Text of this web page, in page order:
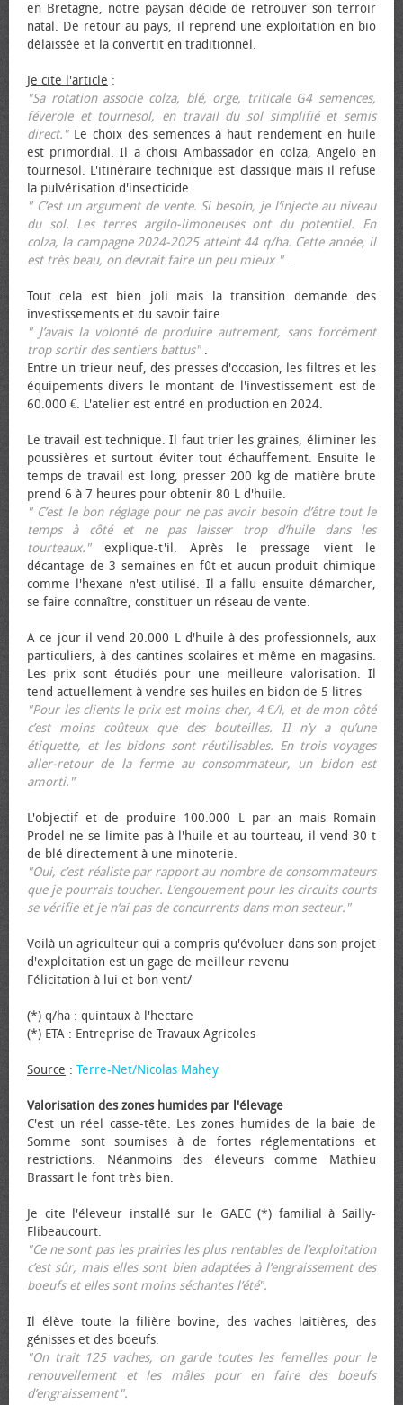
en Bretagne, notre paysan décide de retrouver son terroir
natal. De retour au pays, il reprend une exploitation en bio
délaissée et la convertit en traditionnel.
Je cite l'article :
"Sa rotation associe colza, blé, orge, triticale G4 semences,
féverole et tournesol, en travail du sol simplifié et semis
direct."Le choix des semences à haut rendement en huile
est primordial. Il a choisi Ambassador en colza, Angelo en
tournesol. L'itinéraire technique est classique mais il refuse
la pulvérisation d'insecticide.
" C’est un argument de vente. Si besoin, je l’injecte au niveau
du sol. Les terres argilo-limoneuses ont du potentiel. En
colza, la campagne 2024-2025 atteint 44 q/ha. Cette année, il
est très beau, on devrait faire un peu mieux ".
Tout cela est bien joli mais la transition demande des
investissements et du savoir faire.
" J’avais la volonté de produire autrement, sans forcément
trop sortir des sentiers battus".
Entre un trieur neuf, des presses d'occasion, les filtres et les
équipements divers le montant de l'investissement est de
60.000 €. L'atelier est entré en production en 2024.
Le travail est technique. Il faut trier les graines, éliminer les
poussières et surtout éviter tout échauffement. Ensuite le
temps de travail est long, presser 200 kg de matière brute
prend 6 à 7 heures pour obtenir 80 L d'huile.
" C’est le bon réglage pour ne pas avoir besoin d’être tout le
temps à côté et ne pas laisser trop d’huile dans les
tourteaux."explique-t'il. Après le pressage vient le
décantage de 3 semaines en fût et aucun produit chimique
comme l'hexane n'est utilisé. Il a fallu ensuite démarcher,
se faire connaître, constituer un réseau de vente.
A ce jour il vend 20.000 L d'huile à des professionnels, aux
particuliers, à des cantines scolaires et même en magasins.
Les prix sont étudiés pour une meilleure valorisation. Il
tend actuellement à vendre ses huiles en bidon de 5 litres
"Pour les clients le prix est moins cher, 4 €/l, et de mon côté
c’est moins coûteux que des bouteilles. II n’y a qu’une
étiquette, et les bidons sont réutilisables. En trois voyages
aller-retour de la ferme au consommateur, un bidon est
amorti."
L'objectif et de produire 100.000 L par an mais Romain
Prodel ne se limite pas à l'huile et au tourteau, il vend 30 t
de blé directement à une minoterie.
"Oui, c’est réaliste par rapport au nombre de consommateurs
que je pourrais toucher. L’engouement pour les circuits courts
se vérifie et je n’ai pas de concurrents dans mon secteur."
Voilà un agriculteur qui a compris qu'évoluer dans son projet
d'exploitation est un gage de meilleur revenu
Félicitation à lui et bon vent/
(*) q/ha : quintaux à l'hectare
(*) ETA : Entreprise de Travaux Agricoles
Source : Terre-Net/Nicolas Mahey
Valorisation des zones humides par l'élevage
C'est un réel casse-tête. Les zones humides de la baie de
Somme sont soumises à de fortes réglementations et
restrictions. Néanmoins des éleveurs comme Mathieu
Brassart le font très bien.
Je cite l'éleveur installé sur le GAEC (*) familial à Sailly-
Flibeaucourt:
"Ce ne sont pas les prairies les plus rentables de l’exploitation
c’est sûr, mais elles sont bien adaptées à l’engraissement des
bœufs et elles sont moins séchantes l’été".
Il élève toute la filière bovine, des vaches laitières, des
génisses et des bœufs.
"On trait 125 vaches, on garde toutes les femelles pour le
renouvellement et les mâles pour en faire des bœufs
d’engraissement".